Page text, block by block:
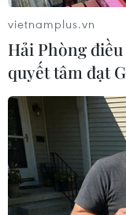
cho dân tộc
và hội nhập quốc
Thông qua loạt
Nicaragua một
sâu sắc trước
cường và khát
dân tộc Việt
thời đại của
Việt Nam là
vietnamplus.vn
Hải Phòng
quyết tâm đạt